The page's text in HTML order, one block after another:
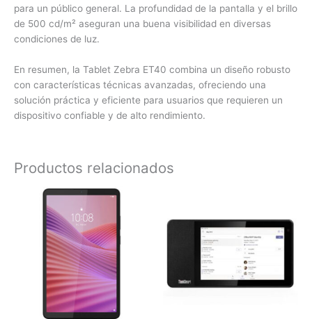
para un público general. La profundidad de la pantalla y el brillo
de 500 cd/m² aseguran una buena visibilidad en diversas
condiciones de luz.
En resumen, la Tablet Zebra ET40 combina un diseño robusto
con características técnicas avanzadas, ofreciendo una
solución práctica y eficiente para usuarios que requieren un
dispositivo confiable y de alto rendimiento.
Productos relacionados